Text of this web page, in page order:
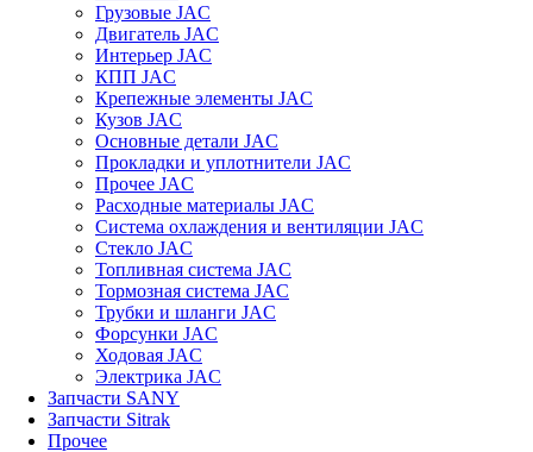
Грузовые JAC
Двигатель JAC
Интерьер JAC
КПП JAC
Крепежные элементы JAC
Кузов JAC
Основные детали JAC
Прокладки и уплотнители JAC
Прочее JAC
Расходные материалы JAC
Система охлаждения и вентиляции JAC
Стекло JAC
Топливная система JAC
Тормозная система JAC
Трубки и шланги JAC
Форсунки JAC
Ходовая JAC
Электрика JAC
Запчасти SANY
Запчасти Sitrak
Прочее